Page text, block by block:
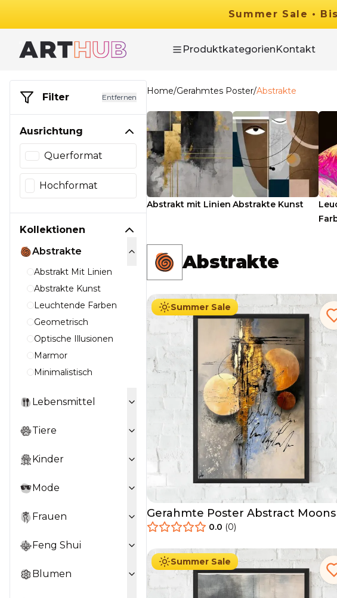
Summer Sale •
ProduktkategorienKontakt
Filter Entfernen
Ausrichtung
Querformat
Hochformat
Kollektionen
Abstrakte
Abstrakt Mit Linien
Abstrakte Kunst
Leuchtende Farben
Geometrisch
Optische Illusionen
Marmor
Minimalistisch
Lebensmittel
Tiere
Kinder
Mode
Frauen
Feng Shui
Blumen
Home/Gerahmtes Poster/Abstrakte
Abstrakt mit Linien Abstrakte Kunst
Abstrakte
Summer Sale
Ab 49.90
Gerahmte Poster Abstract Moons
0.0 (0)
Summer Sale
Ab 49.90 € 29.90